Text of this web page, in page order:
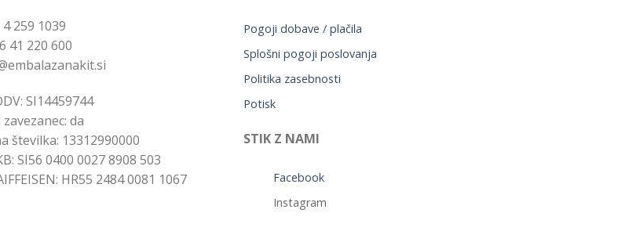
259 1039
41 220 600
SI14459744
da
številka: 13312990000
SI56 0400 0027 8908 503
HR55 2484 0081 1067
Pogoji dobave / plačila
Splošni pogoji poslovanja
Politika zasebnosti
Potisk
STIK Z NAMI
Facebook
Instagram